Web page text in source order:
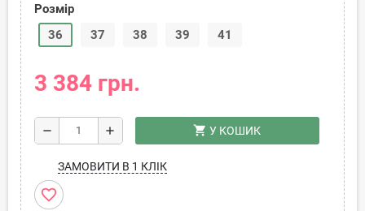
Розмір
36
37 38 39 41
3 384 грн.
remove add shopping_cart У КОШИК
ЗАМОВИТИ В 1 КЛІК
favorite_border